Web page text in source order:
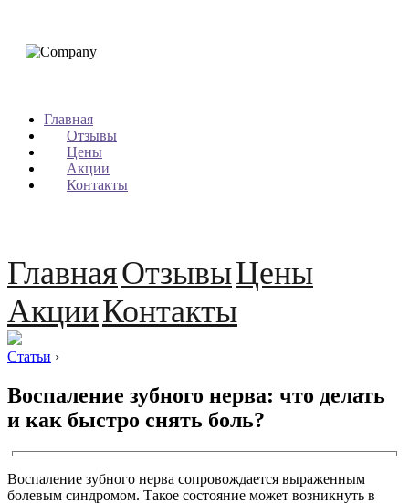
Главная
Отзывы
Цены
Акции
Контакты
ГлавнаяОтзывыЦены
АкцииКонтакты
Статьи ›
Воспаление зубного нерва: что делать
и как быстро снять боль?
Воспаление зубного нерва сопровождается выраженным
болевым синдромом. Такое состояние может возникнуть в